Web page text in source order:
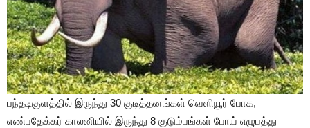
பந்தடிகுளத்தில் இருந்து 30 குடித்தனங்கள் வெளியூர் போக,
எண்பதேக்கர் காலனியில் இருந்து 8 குடும்பங்கள் போய் எழுபத்து